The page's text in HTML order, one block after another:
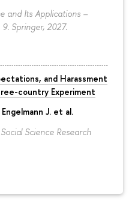
and Its Applications –
Springer, 2027.
and Harassment
country Experiment
J. et al.
Science Research